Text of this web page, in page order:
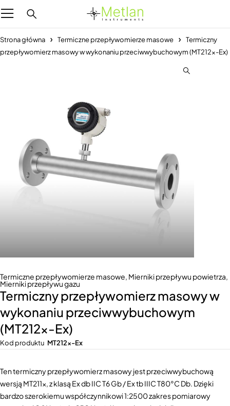
Strona główna Termiczne przepływomierze masowe
Termiczny
przepływomierz masowy w wykonaniu przeciwwybuchowym (MT212x-Ex)
Termiczne przepływomierze masowe, Mierniki przepływu powietrza,
Mierniki przepływu gazu
Termiczny przepływomierz masowy w
wykonaniu przeciwwybuchowym
(MT212x-Ex)
Kod produktu MT212x-Ex
Ten termiczny przepływomierz masowy jest przeciwwybuchową
wersją MT211x, z klasą Ex db IIC T6 Gb / Ex tb IIIC T80°C Db. Dzięki
bardzo szerokiemu współczynnikowi 1:2500 zakres pomiarowy